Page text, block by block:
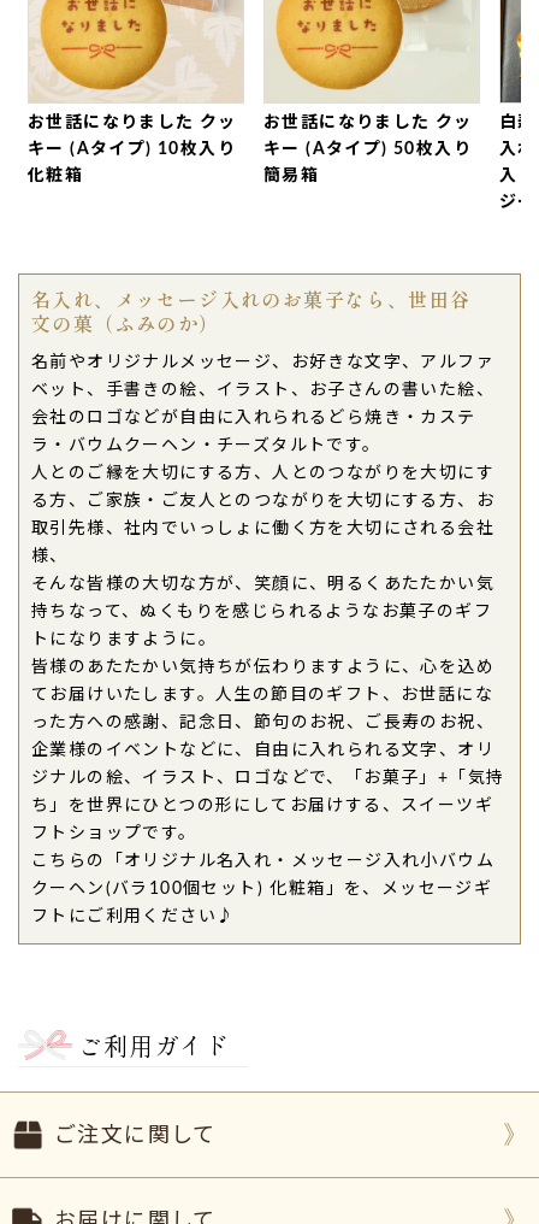
2026年07月06日
このたびはスムーズに納品いただきありがとうござ
いました。
取引先のオフィス開設のお祝い用 でお願いしまし
た。
バームクーヘンは先の見通しがよいとのことで大変
ご購入頂いた商品：オリジナル名入れ・メッセージ
入れ小バウムクーヘン（10個入り）
2026年07月02日
記念日や、お礼時に何度か購入させていただきまし
た。いつも、わあ〜っと声が出て喜ばれます。（パ
ープル様）
ご購入頂いた商品：オリジナル名入れ・メッセージ
入れ小バウムクーヘン（10個入り）
2026年07月02日
お知り合いの年上の方々の集まりにお呼ばれした時
にお渡ししました。
クーヘンが大きく甘さも控えめで食べやすかったで
す。（購入者様）
ご購入頂いた商品：
オリジナル名入れ・メッセージ
入れ小バウムクーヘン（10個入り）
2026年06月27日
88歳のお祝いで母の名前を入れて頂きました。母も
喜んでいました。
みんなで一口ずつ頂きました。
ご購入頂いた商品：
2026年06月21日
スローガンと学校名を入れて、素敵な仕上がりでし
お世話になりました クッ
キー (Aタイプ) 10枚入り
化粧箱
お世話になりました クッ
キー (Aタイプ) 50枚入り
簡易箱
白
入
入
ジ
名入れ、メッセージ入れのお菓子なら、世田谷
文の菓（ふみのか）
名前やオリジナルメッセージ、お好きな文字、アルファ
ベット、手書きの絵、イラスト、お子さんの書いた絵、
会社のロゴなどが自由に入れられるどら焼き・カステ
ラ・バウムクーヘン・チーズタルトです。
人とのご縁を大切にする方、人とのつながりを大切にす
る方、ご家族・ご友人とのつながりを大切にする方、お
取引先様、社内でいっしょに働く方を大切にされる会社
様、
そんな皆様の大切な方が、笑顔に、明るくあたたかい気
持ちなって、ぬくもりを感じられるようなお菓子のギフ
トになりますように。
皆様のあたたかい気持ちが伝わりますように、心を込め
てお届けいたします。人生の節目のギフト、お世話にな
った方への感謝、記念日、節句のお祝、ご長寿のお祝、
企業様のイベントなどに、自由に入れられる文字、オリ
ジナルの絵、イラスト、ロゴなどで、「お菓子」+「気持
ち」を世界にひとつの形にしてお届けする、スイーツギ
フトショップです。
こちらの「オリジナル名入れ・メッセージ入れ小バウム
クーヘン(バラ100個セット) 化粧箱」を、メッセージギ
フトにご利用ください♪
ご利用ガイド
ご注文に関して